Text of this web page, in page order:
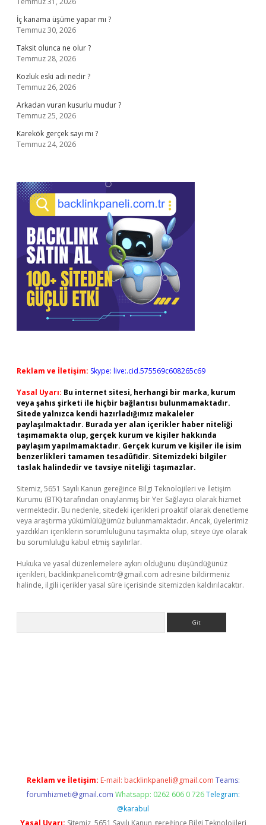
İç kanama üşüme yapar mı ?
Temmuz 30, 2026
Taksit olunca ne olur ?
Temmuz 28, 2026
Kozluk eski adı nedir ?
Temmuz 26, 2026
Arkadan vuran kusurlu mudur ?
Temmuz 25, 2026
Karekök gerçek sayı mı ?
Temmuz 24, 2026
Reklam ve İletişim: Skype: live:.cid.575569c608265c69
Yasal Uyarı: Bu internet sitesi, herhangi bir marka, kurum
veya şahıs şirketi ile hiçbir bağlantısı bulunmamaktadır.
Sitede yalnızca kendi hazırladığımız makaleler
paylaşılmaktadır. Burada yer alan içerikler haber niteliği
taşımamakta olup, gerçek kurum ve kişiler hakkında
paylaşım yapılmamaktadır. Gerçek kurum ve kişiler ile isim
benzerlikleri tamamen tesadüfidir. Sitemizdeki bilgiler
taslak halindedir ve tavsiye niteliği taşımazlar.
Sitemiz, 5651 Sayılı Kanun gereğince Bilgi Teknolojileri ve İletişim
Kurumu (BTK) tarafından onaylanmış bir Yer Sağlayıcı olarak hizmet
vermektedir. Bu nedenle, sitedeki içerikleri proaktif olarak denetleme
veya araştırma yükümlülüğümüz bulunmamaktadır. Ancak, üyelerimiz
yazdıkları içeriklerin sorumluluğunu taşımakta olup, siteye üye olarak
bu sorumluluğu kabul etmiş sayılırlar.
Hukuka ve yasal düzenlemelere aykırı olduğunu düşündüğünüz
içerikleri, backlinkpanelicomtr@gmail.com adresine bildirmeniz
halinde, ilgili içerikler yasal süre içerisinde sitemizden kaldırılacaktır.
Reklam ve İletişim: E-mail: backlinkpaneli@gmail.com Teams:
forumhizmeti@gmail.com Whatsapp: 0262 606 0 726 Telegram:
@karabul
Yasal Uyarı: Sitemiz, 5651 Sayılı Kanun gereğince Bilgi Teknolojileri